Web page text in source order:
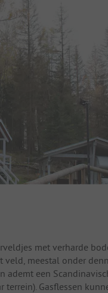
met verharde
meestal onder
een
Gasflessen